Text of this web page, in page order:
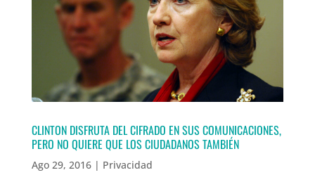
CLINTON DISFRUTA DEL CIFRADO EN SUS COMUNICACIONES,
PERO NO QUIERE QUE LOS CIUDADANOS TAMBIÉN
Ago 29, 2016| Privacidad